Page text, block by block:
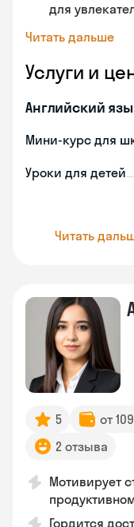
для
Читать дальше
Услуги и
Английский
Мини-курс для
Уроки для детей
Читать
5 от
2 отзыва
Мотивирует
Гордится